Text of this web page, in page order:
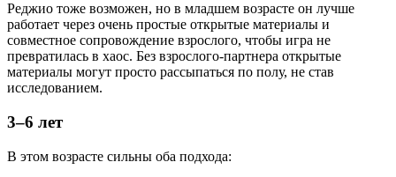
Реджио тоже возможен, но в младшем возрасте он лучше
работает через очень простые открытые материалы и
совместное сопровождение взрослого, чтобы игра не
превратилась в хаос. Без взрослого-партнера открытые
материалы могут просто рассыпаться по полу, не став
исследованием.
3–6 лет
В этом возрасте сильны оба подхода: